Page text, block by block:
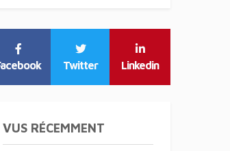
Twitter Linkedin
VUS RÉCEMMENT